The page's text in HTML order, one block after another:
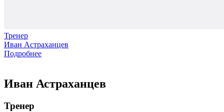
Тренер
Иван Астраханцев
Подробнее
Иван Астраханцев
Тренер